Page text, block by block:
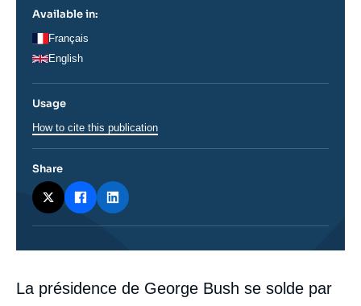
Corps
analyses
La présidence de George Bush se solde par
Available in:
Français
English
Usage
How to cite this publication
Share